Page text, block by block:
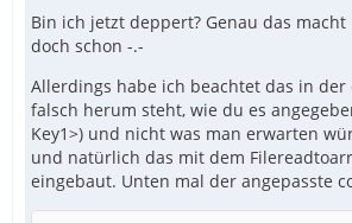
Bin ich jetzt deppert? Genau das macht
doch schon -.-
Allerdings habe ich beachtet das in der
falsch herum steht, wie du es
Key1>) und nicht was man erwarten
und natürlich das mit dem
eingebaut. Unten mal der angepasste